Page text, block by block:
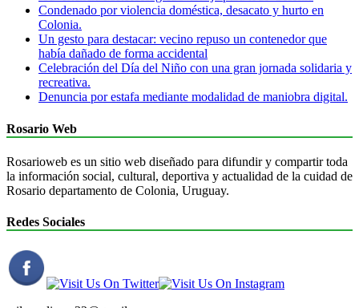
Condenado por violencia doméstica, desacato y hurto en
Colonia.
Un gesto para destacar: vecino repuso un contenedor que
había dañado de forma accidental
Celebración del Día del Niño con una gran jornada solidaria y
recreativa.
Denuncia por estafa mediante modalidad de maniobra digital.
Rosario Web
Rosarioweb es un sitio web diseñado para difundir y compartir toda
la información social, cultural, deportiva y actualidad de la cuidad de
Rosario departamento de Colonia, Uruguay.
Redes Sociales